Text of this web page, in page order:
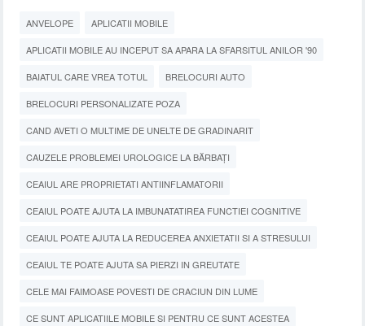
ANVELOPE APLICATII MOBILE
APLICATII MOBILE AU INCEPUT SA APARA LA SFARSITUL ANILOR '90
BAIATUL CARE VREA TOTUL BRELOCURI AUTO
BRELOCURI PERSONALIZATE POZA
CAND AVETI O MULTIME DE UNELTE DE GRADINARIT
CAUZELE PROBLEMEI UROLOGICE LA BĂRBAȚI
CEAIUL ARE PROPRIETATI ANTIINFLAMATORII
CEAIUL POATE AJUTA LA IMBUNATATIREA FUNCTIEI COGNITIVE
CEAIUL POATE AJUTA LA REDUCEREA ANXIETATII SI A STRESULUI
CEAIUL TE POATE AJUTA SA PIERZI IN GREUTATE
CELE MAI FAIMOASE POVESTI DE CRACIUN DIN LUME
CE SUNT APLICATIILE MOBILE SI PENTRU CE SUNT ACESTEA